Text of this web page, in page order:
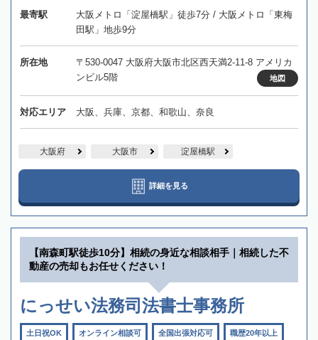
最寄駅
大阪メトロ「淀屋橋駅」徒歩7分 / 大阪メトロ「東梅
田駅」地歩9分
所在地
〒530-0047 大阪府大阪市北区西天満2-11-8 アメリカ
ンビル5階
地図
対応エリア 大阪、兵庫、京都、和歌山、奈良
大阪府 大阪市 淀屋橋駅
詳細を見る
【南森町駅徒歩10分】相続の身近な相談相手｜相続した不
動産の売却もお任せください！
にっせい法務司法書士事務所
土日祝OK オンライン相談可 全国出張対応可 職歴20年以上